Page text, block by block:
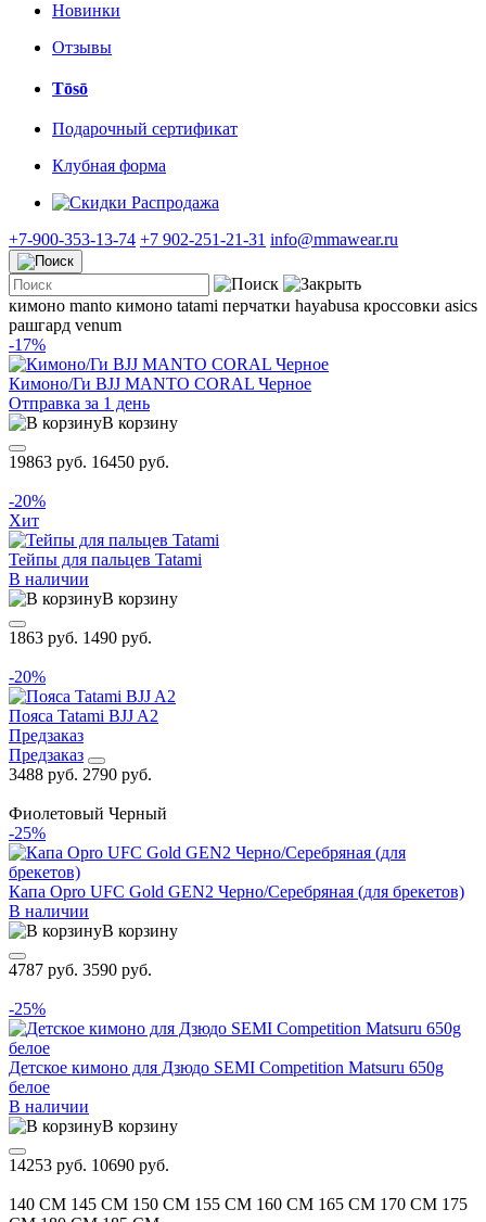
Новинки
Отзывы
Tōsō
Подарочный сертификат
Клубная форма
Распродажа
+7-900-353-13-74 +7 902-251-21-31 info@mmawear.ru
кимоно manto кимоно tatami перчатки hayabusa кроссовки asics
рашгард venum
-17%
Кимоно/Ги BJJ MANTO CORAL Черное
Отправка за 1 день
В корзину
19863 руб. 16450 руб.
-20%
Хит
Тейпы для пальцев Tatami
В наличии
В корзину
1863 руб. 1490 руб.
-20%
Пояса Tatami BJJ A2
Предзаказ
Предзаказ
3488 руб. 2790 руб.
Фиолетовый Черный
-25%
Капа Opro UFC Gold GEN2 Черно/Серебряная (для брекетов)
В наличии
В корзину
4787 руб. 3590 руб.
-25%
Детское кимоно для Дзюдо SEMI Competition Matsuru 650g
белое
В наличии
В корзину
14253 руб. 10690 руб.
140 CM 145 CM 150 CM 155 CM 160 CM 165 CM 170 CM 175